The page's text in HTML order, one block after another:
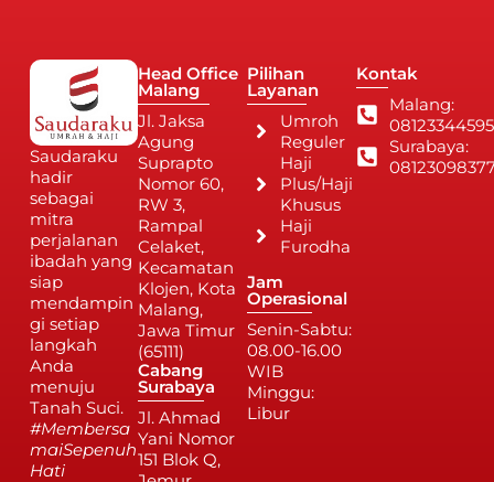
Saudaraku
hadir
sebagai
mitra
perjalanan
ibadah yang
siap
mendampin
gi setiap
langkah
Anda
menuju
Tanah Suci.
#Membersa
maiSepenuh
Hati
Head Office
Malang
Jl. Jaksa
Agung
Suprapto
Nomor 60,
RW 3,
Rampal
Celaket,
Kecamatan
Klojen, Kota
Malang,
Jawa Timur
(65111)
Cabang
Surabaya
Jl. Ahmad
Yani Nomor
151 Blok Q,
Pilihan
Layanan
Umroh
Reguler
Haji
Plus/Haji
Khusus
Haji
Furodha
Jam
Operasional
Senin-Sabtu:
08.00-16.00
WIB
Minggu:
Libur
Kontak
Malang:
Surabaya: